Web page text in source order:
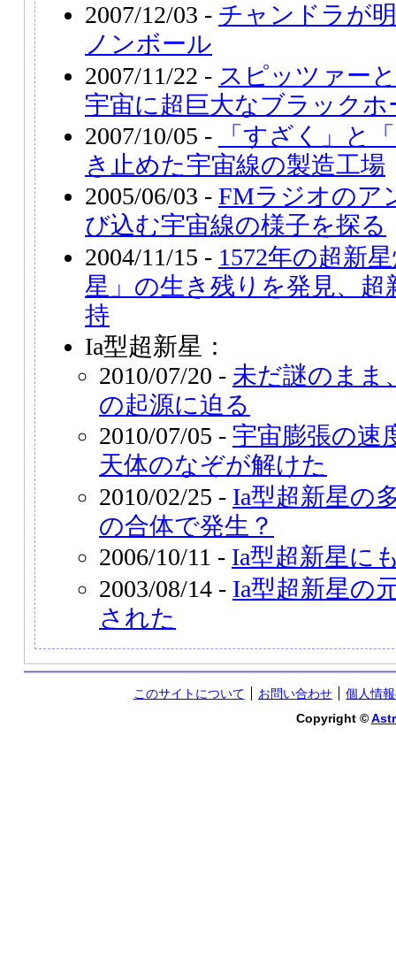
2007/12/03 - チャンドラが
ノンボール
2007/11/22 - スピッツァー
宇宙に超巨大なブラック
2007/10/05 -
「すざく」と
き止めた宇宙線の製造工場
2005/06/03 - FMラジオのア
び込む宇宙線の様子を探る
2004/11/15 - 1572年の超新
星」の生き残りを発見、超
持
Ia型超新星：
2010/07/20 - 未だ謎のまま
の起源に迫る
2010/07/05 - 宇宙膨張の速
天体のなぞが解けた
2010/02/25 - Ia型超新星の
の合体で発生？
2006/10/11 - Ia型超新星に
2003/08/14 - Ia型超新星の
された
このサイトについて お問い合わせ
個人情
Copyright ©